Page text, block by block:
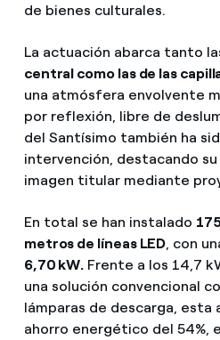
de bienes culturales.
La actuación abarca tanto
central como las de las
una atmósfera envolvente
por reflexión, libre de
del Santísimo también ha
intervención, destacando
imagen titular mediante
En total se han instalado
metros de líneas LED , con
6,70 kW. Frente a los 14,7
una solución convencional
lámparas de descarga,
ahorro energético del 54%,